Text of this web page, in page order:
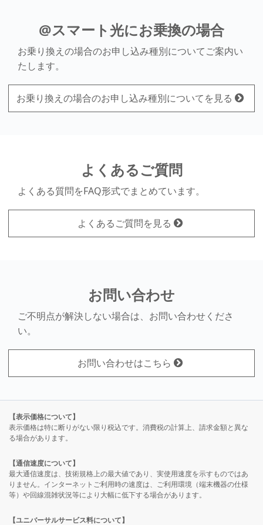
@スマート光にお乗換の場合
お乗り換えの場合のお申し込み種別についてご案内い
たします。
お乗り換えの場合のお申し込み種別についてを見る
よくあるご質問
よくある質問をFAQ形式でまとめています。
よくあるご質問を見る
お問い合わせ
ご不明点が解決しない場合は、お問い合わせくださ
い。
お問い合わせはこちら
【表示価格について】
表示価格は特に断りがない限り税込です。消費税の計算上、請求金額と異な
る場合があります。
【通信速度について】
最大通信速度は、技術規格上の最大値であり、実使用速度を示すものではあ
りません。インターネットご利用時の速度は、ご利用環境（端末機器の仕様
等）や回線混雑状況等により大幅に低下する場合があります。
【ユニバーサルサービス料について】